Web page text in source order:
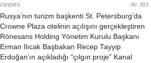
393
Rusya’nın turizm başkenti St. Petersburg’da
Crowne Plaza otelinin açılışını gerçekleştiren
Rönesans Holding Yönetim Kurulu Başkanı
Erman Ilıcak Başbakan Recep Tayyip
Erdoğan’ın açıkladığı “çılgın proje” Kanal